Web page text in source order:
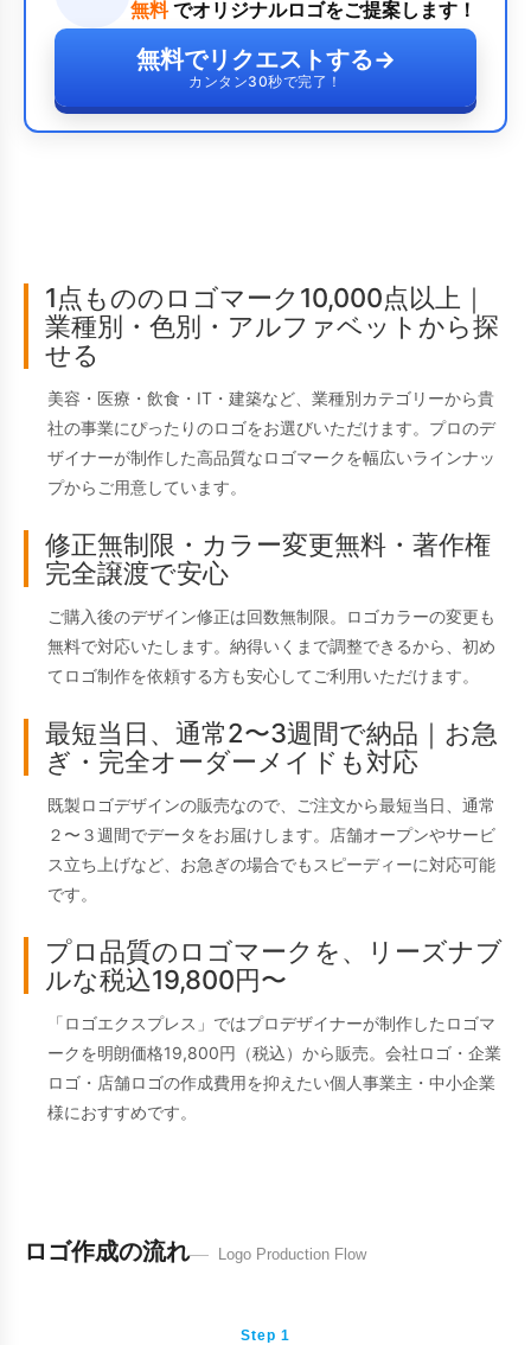
無料 でオリジナルロゴをご提案します！
無料でリクエストする→
カンタン30秒で完了！
1点もののロゴマーク10,000点以上｜
業種別・色別・アルファベットから探
せる
美容・医療・飲食・IT・建築など、業種別カテゴリーから貴
社の事業にぴったりのロゴをお選びいただけます。プロのデ
ザイナーが制作した高品質なロゴマークを幅広いラインナッ
プからご用意しています。
修正無制限・カラー変更無料・著作権
完全譲渡で安心
ご購入後のデザイン修正は回数無制限。ロゴカラーの変更も
無料で対応いたします。納得いくまで調整できるから、初め
てロゴ制作を依頼する方も安心してご利用いただけます。
最短当日、通常2〜3週間で納品｜お急
ぎ・完全オーダーメイドも対応
既製ロゴデザインの販売なので、ご注文から最短当日、通常
２〜３週間でデータをお届けします。店舗オープンやサービ
ス立ち上げなど、お急ぎの場合でもスピーディーに対応可能
です。
プロ品質のロゴマークを、リーズナブ
ルな税込19,800円〜
「ロゴエクスプレス」ではプロデザイナーが制作したロゴマ
ークを明朗価格19,800円（税込）から販売。会社ロゴ・企業
ロゴ・店舗ロゴの作成費用を抑えたい個人事業主・中小企業
様におすすめです。
ロゴ作成の流れ Logo Production Flow
Step 1